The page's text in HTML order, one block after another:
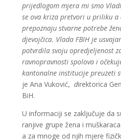
prijedlogom mjera mi smo
se ova kriza pretvori u priliku a
prepoznaju stvarne potrebe
djevojčica. Vlada FBIH je
potvrdila svoju opredjeljenost
ravnopravnosti spolova i
kantonalne institucije preuzeti
je Ana Vuković, direktorica
BiH.
U informaciji se zaključuje da
ranjive grupe žena i
a za mnoge od njih mjere